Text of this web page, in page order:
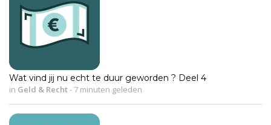
Wat vind jij nu echt te duur geworden ? Deel 4
in Geld & Recht- 7 minuten geleden